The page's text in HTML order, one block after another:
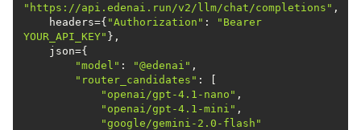
"https://api.edenai.run/v2/llm/chat/completions"
    headers={
"Authorization" :
"Bearer
YOUR_API_KEY"
"model" : "@edenai"
"router_candidates"
"openai/gpt-4.1-nano"
"openai/gpt-4.1-mini"
"google/gemini-2.0-flash"